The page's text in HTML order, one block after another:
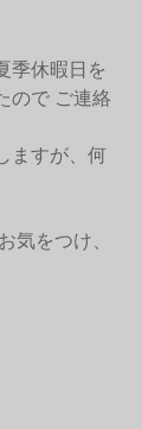
季休暇日を
ので ご連絡
ますが、何